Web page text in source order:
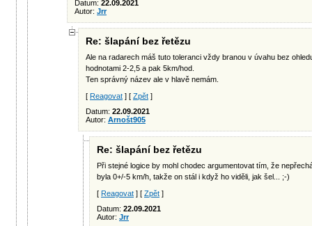
Datum: 22.09.2021
Autor: Jrr
Re: šlapání bez řetězu
Ale na radarech máš tuto toleranci vždy branou v úvahu bez
hodnotami 2-2,5 a pak 5km/hod.
Ten správný název ale v hlavě nemám.
[ Reagovat ] [ Zpět ]
Datum: 22.09.2021
Autor: Arnošt905
Re: šlapání bez řetězu
Při stejné logice by mohl chodec argumentovat tím, že
byla 0+/-5 km/h, takže on stál i když ho viděli, jak šel... ;-)
[ Reagovat ] [ Zpět ]
Datum: 22.09.2021
Autor: Jrr